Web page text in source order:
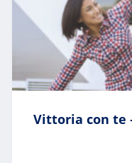
Vittoria con te